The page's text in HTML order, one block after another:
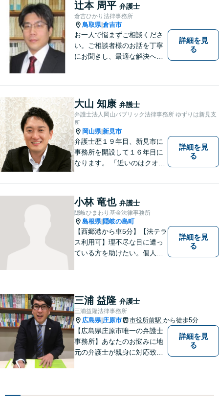
ください！【駐車場有】
辻本 周平 弁護士
倉吉ひかり法律事務所
鳥取県|倉吉市
お一人で悩まずご相談くださ
い。ご相談者様のお話を丁寧
にお聞きし、最適な解決へと
詳細を見
る
大山 知康 弁護士
弁護士法人岡山パブリック法律事務所 ゆずりは新見支
所
岡山県|新見市
弁護士歴１９年目、新見市に
事務所を開設して１６年目に
なります。 「近いのはクオリ
皆さまに距離的にも精神的に
も「近い」法律事務所となれ
るよう職員一同頑張っていま
す。 お気軽にお問い合わせく
ださい。
詳細を見
る
小林 竜也 弁護士
隠岐ひまわり基金法律事務所
島根県|隠岐の島町
【西郷港から車5分】【法テラ
ス利用可】理不尽な目に遭っ
ている方を助けたい。個人・
え込むことなく、まずはお気
軽にご相談ください。【電話
相談可】
詳細を見
る
三浦 益隆 弁護士
三浦益隆法律事務所
広島県| 庄原市 市役所前駅 から徒歩5分
【広島県庄原市唯一の弁護士
事務所】あなたのお悩みに地
元の弁護士が親身に対応致し
詳細を見
る